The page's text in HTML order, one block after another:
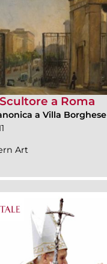
a Roma
a Villa Borghese
Art